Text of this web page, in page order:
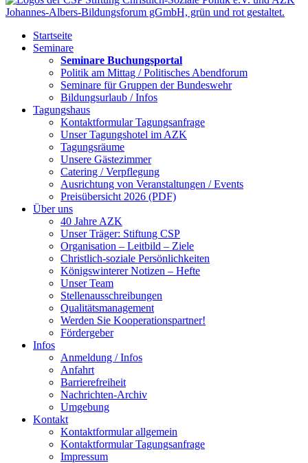
Startseite
Seminare
Seminare Buchungsportal
Politik am Mittag / Politisches Abendforum
Seminare für Gruppen der Bundeswehr
Bildungsurlaub / Infos
Tagungshaus
Kontaktformular Tagungsanfrage
Unser Tagungshotel im AZK
Tagungsräume
Unsere Gästezimmer
Catering / Verpflegung
Ausrichtung von Veranstaltungen / Events
Preisübersicht 2026 (PDF)
Über uns
40 Jahre AZK
Unser Träger: Stiftung CSP
Organisation – Leitbild – Ziele
Christlich-soziale Persönlichkeiten
Königswinterer Notizen – Hefte
Unser Team
Stellenausschreibungen
Qualitätsmanagement
Werden Sie Kooperationspartner!
Fördergeber
Infos
Anmeldung / Infos
Anfahrt
Barrierefreiheit
Nachrichten-Archiv
Umgebung
Kontakt
Kontaktformular allgemein
Kontaktformular Tagungsanfrage
Impressum